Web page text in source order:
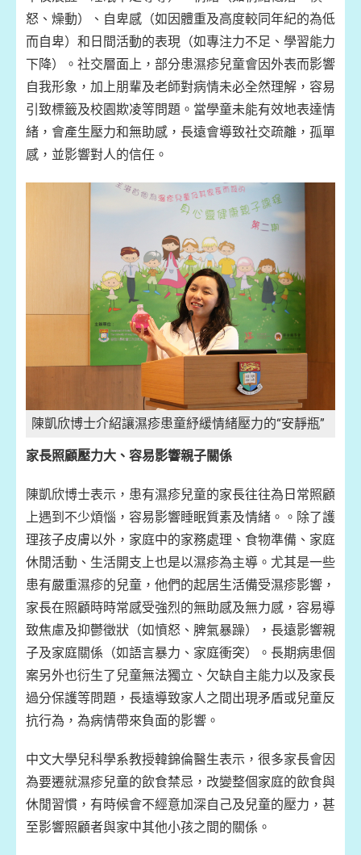
怒、燥動）、自卑感（如因體重及高度較同年紀的為低
而自卑）和日間活動的表現（如專注力不足、學習能力
下降）。社交層面上，部分患濕疹兒童會因外表而影響
自我形象，加上朋輩及老師對病情未必全然理解，容易
引致標籤及校園欺凌等問題。當學童未能有效地表達情
緒，會產生壓力和無助感，長遠會導致社交疏離，孤單
感，並影響對人的信任。
陳凱欣博士介紹讓濕疹患童紓緩情緒壓力的“安靜瓶”
家長照顧壓力大、容易影響親子關係
陳凱欣博士表示，患有濕疹兒童的家長往往為日常照顧
上遇到不少煩惱，容易影響睡眠質素及情緒。。除了護
理孩子皮膚以外，家庭中的家務處理、食物準備、家庭
休閒活動、生活開支上也是以濕疹為主導。尤其是一些
患有嚴重濕疹的兒童，他們的起居生活備受濕疹影響，
家長在照顧時時常感受強烈的無助感及無力感，容易導
致焦慮及抑鬱徵狀（如憤怒、脾氣暴躁），長遠影響親
子及家庭關係（如語言暴力、家庭衝突）。長期病患個
案另外也衍生了兒童無法獨立、欠缺自主能力以及家長
過分保護等問題，長遠導致家人之間出現矛盾或兒童反
抗行為，為病情帶來負面的影響。
中文大學兒科學系教授韓錦倫醫生表示，很多家長會因
為要遷就濕疹兒童的飲食禁忌，改變整個家庭的飲食與
休閒習慣，有時候會不經意加深自己及兒童的壓力，甚
至影響照顧者與家中其他小孩之間的關係。